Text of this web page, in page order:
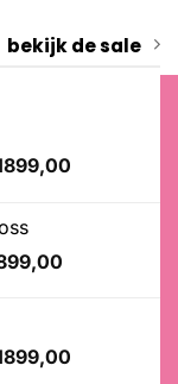
bekijk de sale
Huidige
Huidige
Huidige